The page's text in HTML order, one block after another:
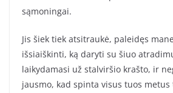
sąmoningai.
Jis šiek tiek atsitraukė, paleidęs
išsiaiškinti, ką daryti su šiuo
laikydamasi už stalviršio krašto, ir
jausmo, kad spinta visus tuos